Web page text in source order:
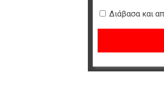
Διάβασα και